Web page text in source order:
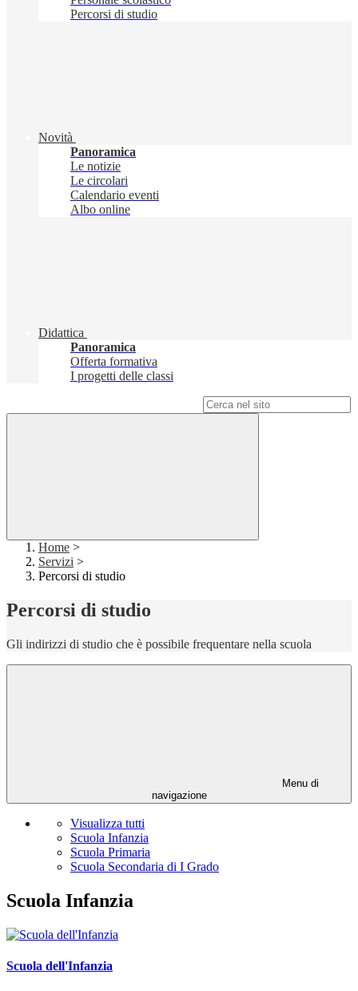
Percorsi di studio
Novità
Panoramica
Le notizie
Le circolari
Calendario eventi
Albo online
Didattica
Panoramica
Offerta formativa
I progetti delle classi
Home >
Servizi >
Percorsi di studio
Percorsi di studio
Gli indirizzi di studio che è possibile frequentare nella scuola
Menu di
navigazione
Visualizza tutti
Scuola Infanzia
Scuola Primaria
Scuola Secondaria di I Grado
Scuola Infanzia
Scuola dell'Infanzia